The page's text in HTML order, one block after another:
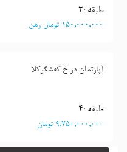
طبقه :٣
١٥٠,٠٠٠,٠٠٠ تومان رهن
آپارتمان در خ کفشگرکلا
طبقه :٤
٩,٧٥٠,٠٠٠,٠٠٠ تومان